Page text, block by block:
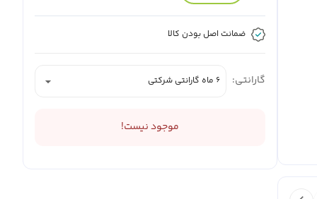
ضمانت اصل بودن کالا
گارانتی: 6 ماه گارانتی شرکتی
موجود نیست!